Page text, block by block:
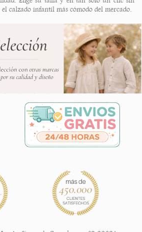
calzado infantil más cómodo del mercado.